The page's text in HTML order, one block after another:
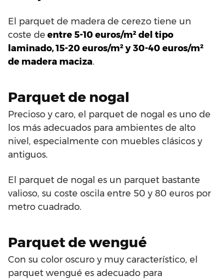
El parquet de madera de cerezo tiene un
coste de entre 5-10 euros/m² del tipo
laminado, 15-20 euros/m² y 30-40 euros/m²
de madera maciza.
Parquet de nogal
Precioso y caro, el parquet de nogal es uno de
los más adecuados para ambientes de alto
nivel, especialmente con muebles clásicos y
antiguos.
El parquet de nogal es un parquet bastante
valioso, su coste oscila entre 50 y 80 euros por
metro cuadrado.
Parquet de wengué
Con su color oscuro y muy característico, el
parquet wengué es adecuado para